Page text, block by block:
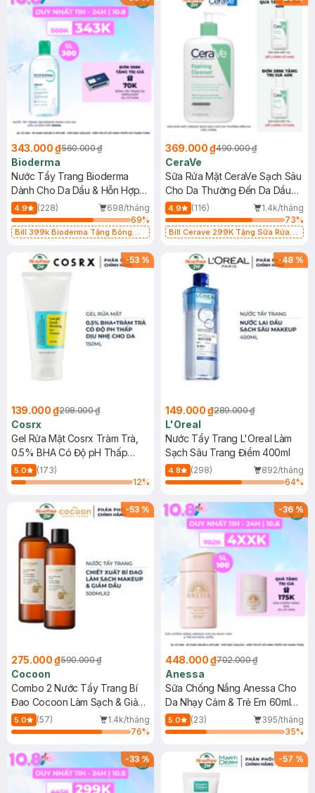
343.000 ₫560.000 ₫
Bioderma
Nước Tẩy Trang Bioderma
Dành Cho Da Dầu & Hỗn Hợp
500ml
4.9 (228)
698/tháng
69%
Bill 399k Bioderma Tặng Bông
369.000 ₫490.000 ₫
CeraVe
Sữa Rửa Mặt CeraVe Sạch Sâu
Cho Da Thường Đến Da Dầu
473ml
4.9 (116)
1.4k/tháng
73%
Bill Cerave 299K Tặng Sữa Rửa
-53 %
139.000 ₫298.000 ₫
Cosrx
Gel Rửa Mặt Cosrx Tràm Trà,
0.5% BHA Có Độ pH Thấp
150ml
5.0
(173)
12%
-48 %
149.000 ₫289.000 ₫
L'Oreal
Nước Tẩy Trang L'Oreal Làm
Sạch Sâu Trang Điểm 400ml
4.8 (298)
892/tháng
64%
-53 %
275.000 ₫590.000 ₫
Cocoon
Combo 2 Nước Tẩy Trang Bí
Đao Cocoon Làm Sạch & Giảm
Dầu 500ml
5.0 (57)
1.4k/tháng
76%
-36%
448.000 ₫702.000 ₫
Anessa
Sữa Chống Nắng Anessa Cho
Da Nhạy Cảm & Trẻ Em 60ml
(Mới)
5.0 (23)
395/tháng
35%
-33% -57 %